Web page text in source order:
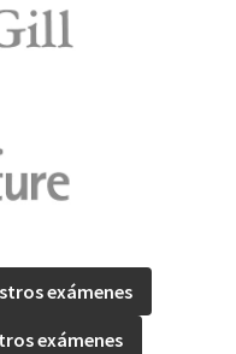
exámenes
exámenes